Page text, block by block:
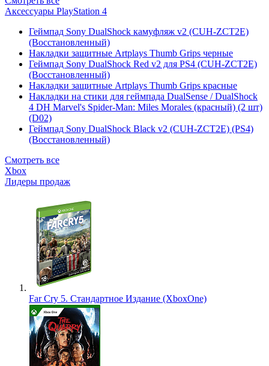
Аксессуары PlayStation 4
Геймпад Sony DualShock камуфляж v2 (CUH-ZCT2E)
(Восстановленный)
Накладки защитные Artplays Thumb Grips черные
Геймпад Sony DualShock Red v2 для PS4 (CUH-ZCT2E)
(Восстановленный)
Накладки защитные Artplays Thumb Grips красные
Накладки на стики для геймпада DualSense / DualShock
4 DH Marvel's Spider-Man: Miles Morales (красный) (2 шт)
(D02)
Геймпад Sony DualShock Black v2 (CUH-ZCT2E) (PS4)
(Восстановленный)
Смотреть все
Xbox
Лидеры продаж
Far Cry 5. Стандартное Издание (XboxOne)